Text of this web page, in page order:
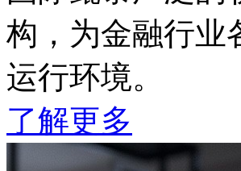
构，为金融行
运行环境。
了解更多